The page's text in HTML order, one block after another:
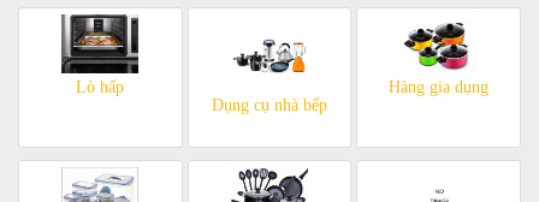
Lò hấp
Dụng cụ nhà bếp
Hàng gia dụng